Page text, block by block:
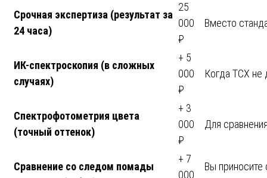
Срочная экспертиза (результат за
24 часа)
25
000
₽
Вместо
ИК-спектроскопия (в сложных
случаях)
+ 5
000
₽
Когда ТСХ не
Спектрофотометрия цвета
(точный оттенок)
+ 3
000
₽
Для
Сравнение со следом помады
+ 7
000
Вы